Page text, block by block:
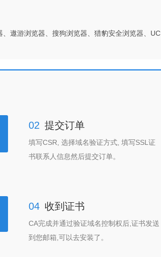
遨游浏览器、搜狗浏览器、猎豹安全浏览器、UC
02 提交订单
填写CSR, 选择域名验证方式, 填写SSL证
书联系人信息然后提交订单。
04 收到证书
CA完成并通过验证域名控制权后,证书发送
到您邮箱,可以去安装了。